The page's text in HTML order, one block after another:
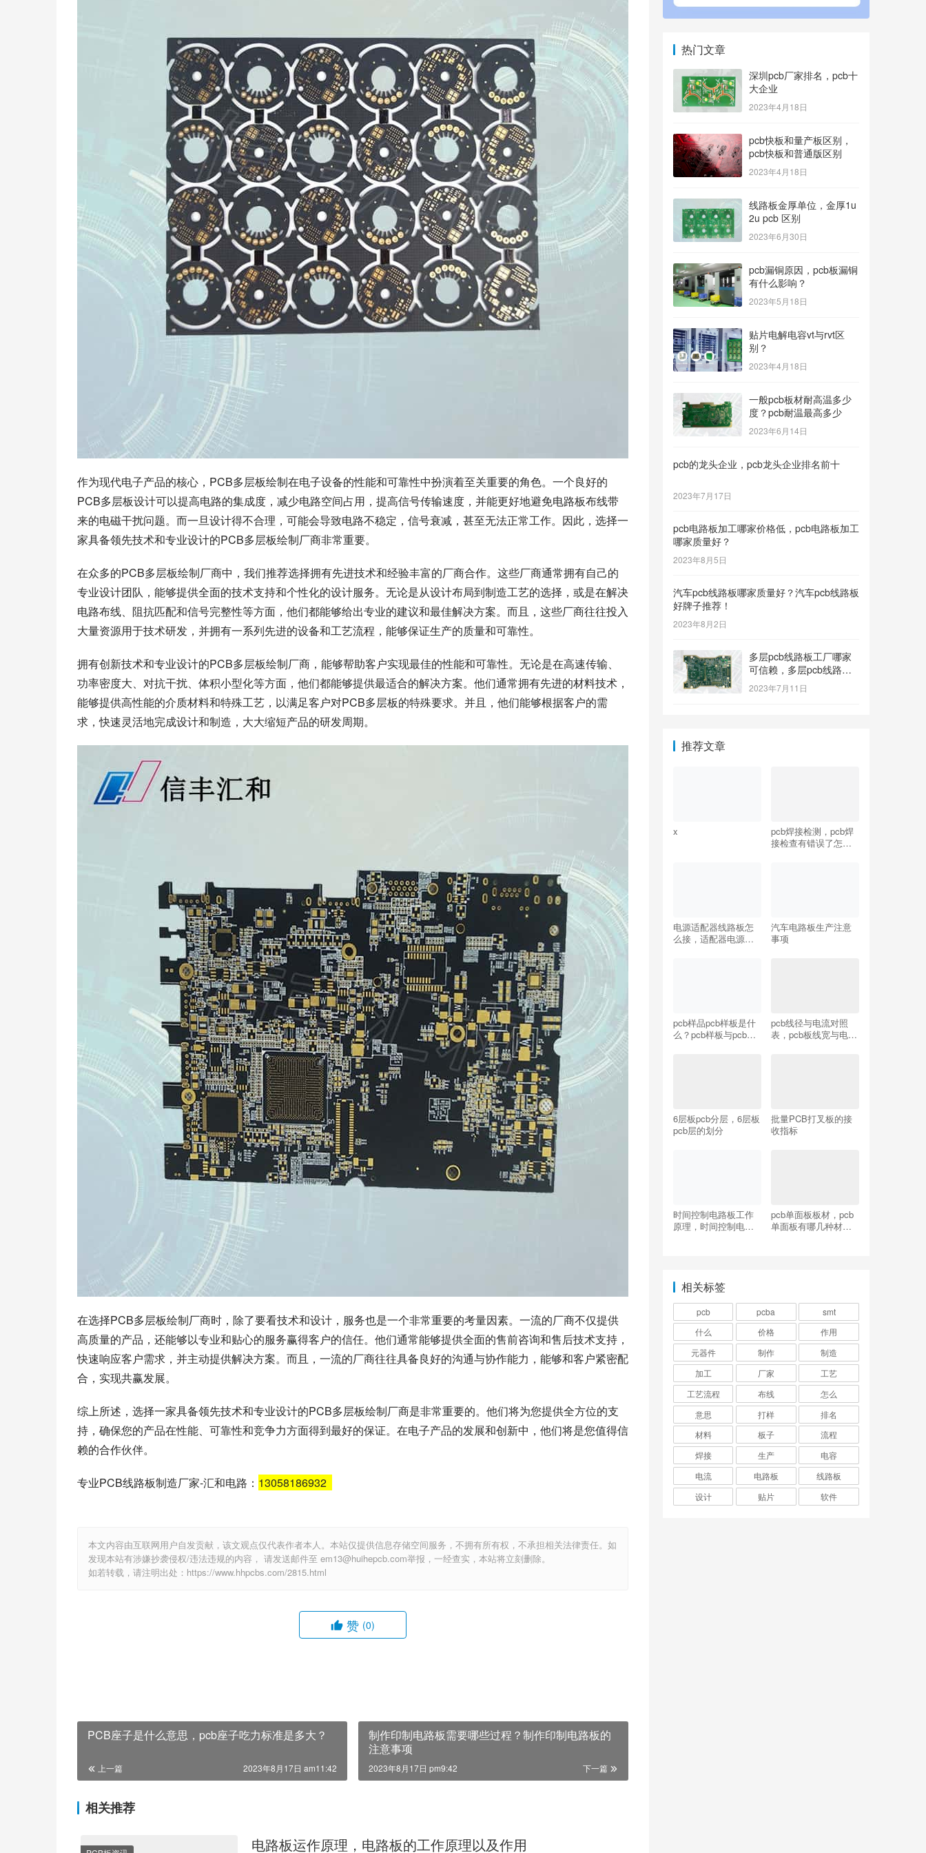
作为现代电子产品的核心，PCB多层板绘制在电子设备的性能和可靠性中扮演着至关重要的角色。一个良好的
PCB多层板设计可以提高电路的集成度，减少电路空间占用，提高信号传输速度，并能更好地避免电路板布线带
来的电磁干扰问题。而一旦设计得不合理，可能会导致电路不稳定，信号衰减，甚至无法正常工作。因此，选择一
家具备领先技术和专业设计的PCB多层板绘制厂商非常重要。
在众多的PCB多层板绘制厂商中，我们推荐选择拥有先进技术和经验丰富的厂商合作。这些厂商通常拥有自己的
专业设计团队，能够提供全面的技术支持和个性化的设计服务。无论是从设计布局到制造工艺的选择，或是在解决
电路布线、阻抗匹配和信号完整性等方面，他们都能够给出专业的建议和最佳解决方案。而且，这些厂商往往投入
大量资源用于技术研发，并拥有一系列先进的设备和工艺流程，能够保证生产的质量和可靠性。
拥有创新技术和专业设计的PCB多层板绘制厂商，能够帮助客户实现最佳的性能和可靠性。无论是在高速传输、
功率密度大、对抗干扰、体积小型化等方面，他们都能够提供最适合的解决方案。他们通常拥有先进的材料技术，
能够提供高性能的介质材料和特殊工艺，以满足客户对PCB多层板的特殊要求。并且，他们能够根据客户的需
求，快速灵活地完成设计和制造，大大缩短产品的研发周期。
在选择PCB多层板绘制厂商时，除了要看技术和设计，服务也是一个非常重要的考量因素。一流的厂商不仅提供
高质量的产品，还能够以专业和贴心的服务赢得客户的信任。他们通常能够提供全面的售前咨询和售后技术支持，
快速响应客户需求，并主动提供解决方案。而且，一流的厂商往往具备良好的沟通与协作能力，能够和客户紧密配
合，实现共赢发展。
综上所述，选择一家具备领先技术和专业设计的PCB多层板绘制厂商是非常重要的。他们将为您提供全方位的支
持，确保您的产品在性能、可靠性和竞争力方面得到最好的保证。在电子产品的发展和创新中，他们将是您值得信
赖的合作伙伴。
专业PCB线路板制造厂家-汇和电路： 13058186932
本文内容由互联网用户自发贡献，该文观点仅代表作者本人。本站仅提供信息存储空间服务，不拥有所有权，不承担相关法律责任。如
发现本站有涉嫌抄袭侵权/违法违规的内容， 请发送邮件至 em13@huihepcb.com举报，一经查实，本站将立刻删除。
如若转载，请注明出处：https://www.hhpcbs.com/2815.html
赞 (0)
PCB座子是什么意思，pcb座子吃力标准是多大？
上一篇 2023年8月17日 am11:42
制作印制电路板需要哪些过程？制作印制电路板的
注意事项
下一篇
2023年8月17日 pm9:42
相关推荐
电路板运作原理，电路板的工作原理以及作用
热门文章
深圳pcb厂家排名，pcb十
大企业
2023年4月18日
pcb快板和量产板区别，
pcb快板和普通版区别
2023年4月18日
线路板金厚单位，金厚1u
2u pcb 区别
2023年6月30日
pcb漏铜原因，pcb板漏铜
有什么影响？
2023年5月18日
贴片电解电容vt与rvt区
别？
2023年4月18日
一般pcb板材耐高温多少
度？pcb耐温最高多少
2023年6月14日
pcb的龙头企业，pcb龙头企业排名前十
2023年7月17日
pcb电路板加工哪家价格低，pcb电路板加工
哪家质量好？
2023年8月5日
汽车pcb线路板哪家质量好？汽车pcb线路板
好牌子推荐！
2023年8月2日
多层pcb线路板工厂哪家
可信赖，多层pcb线路板
工厂哪个牌子质量好
2023年7月11日
推荐文章
x
pcb焊接检测，pcb焊
接检查有错误了怎么
电源适配器线路板怎
么接，适配器电源板
汽车电路板生产注意
事项
pcb样品pcb样板是什
么？pcb样板与pcb板
pcb线径与电流对照
表，pcb板线宽与电流
6层板pcb分层，6层板
pcb层的划分
批量PCB打叉板的接
收指标
时间控制电路板工作
原理，时间控制电路
pcb单面板板材，pcb
单面板有哪几种材
相关标签
pcb pcba
smt
什么
价格
作用
元器件
制作
制造
加工
厂家
工艺
工艺流程
布线
怎么
意思
打样
排名
材料
板子
流程
焊接
生产
电容
电流
电路板
线路板
设计
贴片 软件